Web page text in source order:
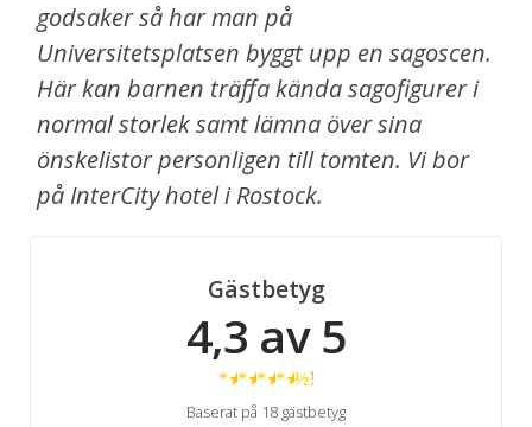
godsaker så har man på
Universitetsplatsen byggt upp en sagoscen.
Här kan barnen träffa kända sagofigurer i
normal storlek samt lämna över sina
önskelistor personligen till tomten. Vi bor
på InterCity hotel i Rostock.
Gästbetyg
4,3 av 5
★★★★ ½
Baserat på 18 gästbetyg